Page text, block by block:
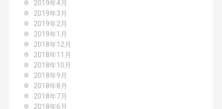
2019年4月
2019年3月
2019年2月
2019年1月
2018年12月
2018年11月
2018年10月
2018年9月
2018年8月
2018年7月
2018年6月